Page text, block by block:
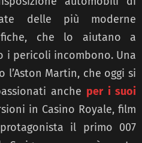
delle più moderne
che lo aiutano a
i pericoli incombono. Una
l’Aston Martin, che oggi si
anche per i suoi
in Casino Royale, film
il primo 007